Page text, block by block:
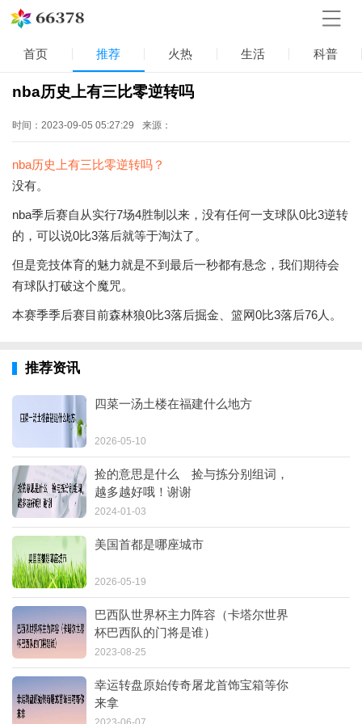
首页 推荐 火热 生活 科普
nba历史上有三比零逆转吗
时间：2023-09-05 05:27:29 来源：
nba历史上有三比零逆转吗？
没有。
nba季后赛自从实行7场4胜制以来，没有任何一支球队0比3逆转
的，可以说0比3落后就等于淘汰了。
但是竞技体育的魅力就是不到最后一秒都有悬念，我们期待会
有球队打破这个魔咒。
本赛季季后赛目前森林狼0比3落后掘金、篮网0比3落后76人。
推荐资讯
四菜一汤土楼在福建什么地方
2026-05-10
捡的意思是什么 捡与拣分别组词，
越多越好哦！谢谢
2024-01-03
美国首都是哪座城市
2026-05-19
巴西队世界杯主力阵容（卡塔尔世界
杯巴西队的门将是谁）
2023-08-25
幸运转盘原始传奇屠龙首饰宝箱等你
来拿